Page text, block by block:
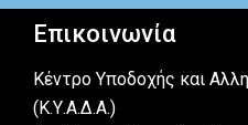
Επικοινωνία
Κέντρο Υποδοχής και
(Κ.Υ.Α.Δ.Α.)